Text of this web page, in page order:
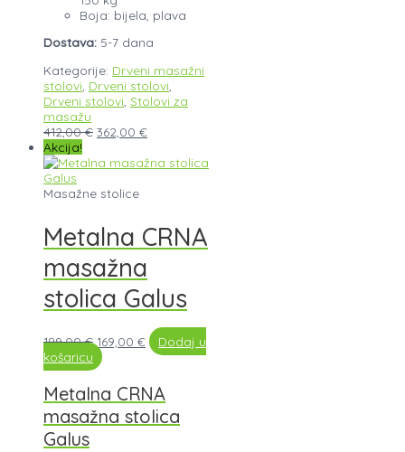
Boja: bijela, plava
Dostava: 5-7 dana
Kategorije: Drveni masažni
stolovi Drveni stolovi
Drveni stolovi Stolovi za
masažu
412,00€ 362,00 €
Akcija!
Masažne stolice
Metalna CRNA
masažna
stolica Galus
199,00€ 169,00 €
Dodaj u
košaricu
Metalna CRNA
masažna stolica
Galus